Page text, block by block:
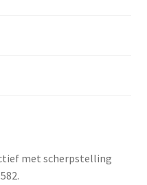
met scherpstelling